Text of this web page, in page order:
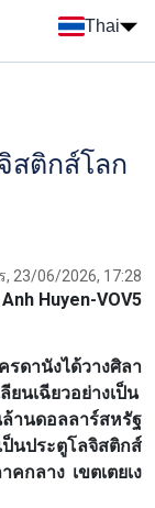
Thai
สติกส์โลก
, 23/06/2026, 17:28
Anh Huyen-VOV5
ดานังได้วางศิลา
ยนเฉียวอย่างเป็น
นดอลลาร์สหรัฐ
นประตูโลจิสติกส์
กลาง เขตเตยเง